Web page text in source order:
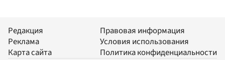
Редакция
Реклама
Карта сайта
Правовая информация
Условия использования
Политика конфиденциальности